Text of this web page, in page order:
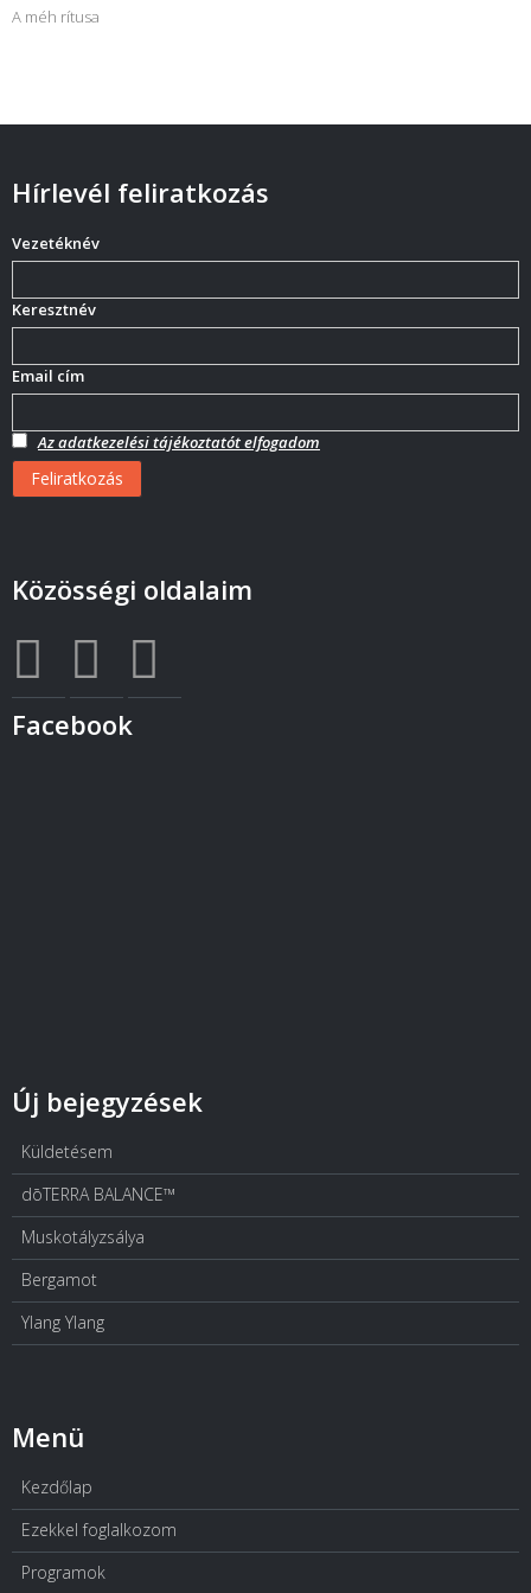
A méh rítusa
Hírlevél feliratkozás
Vezetéknév
Keresztnév
Email cím
Az adatkezelési tájékoztatót elfogadom
Közösségi oldalaim
Facebook
Új bejegyzések
Küldetésem
dōTERRA BALANCE™
Muskotályzsálya
Bergamot
Ylang Ylang
Menü
Kezdőlap
Ezekkel foglalkozom
Programok